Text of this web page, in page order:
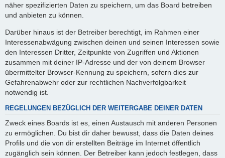
näher spezifizierten Daten zu speichern, um das Board betreiben
und anbieten zu können.
Darüber hinaus ist der Betreiber berechtigt, im Rahmen einer
Interessenabwägung zwischen deinen und seinen Interessen sowie
den Interessen Dritter, Zeitpunkte von Zugriffen und Aktionen
zusammen mit deiner IP-Adresse und der von deinem Browser
übermittelter Browser-Kennung zu speichern, sofern dies zur
Gefahrenabwehr oder zur rechtlichen Nachverfolgbarkeit
notwendig ist.
REGELUNGEN BEZÜGLICH DER WEITERGABE DEINER DATEN
Zweck eines Boards ist es, einen Austausch mit anderen Personen
zu ermöglichen. Du bist dir daher bewusst, dass die Daten deines
Profils und die von dir erstellten Beiträge im Internet öffentlich
zugänglich sein können. Der Betreiber kann jedoch festlegen, dass